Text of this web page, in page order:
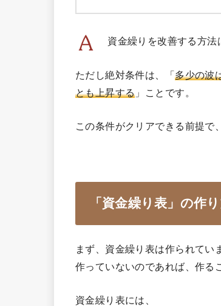
資金繰りを改善する方法
ただし絶対条件は、「多少の波
とも上昇する 」ことです。
この条件がクリアできる前提で
「資金繰り表」の作
まず、資金繰り表は作られてい
作っていないのであれば、作る
資金繰り表には、